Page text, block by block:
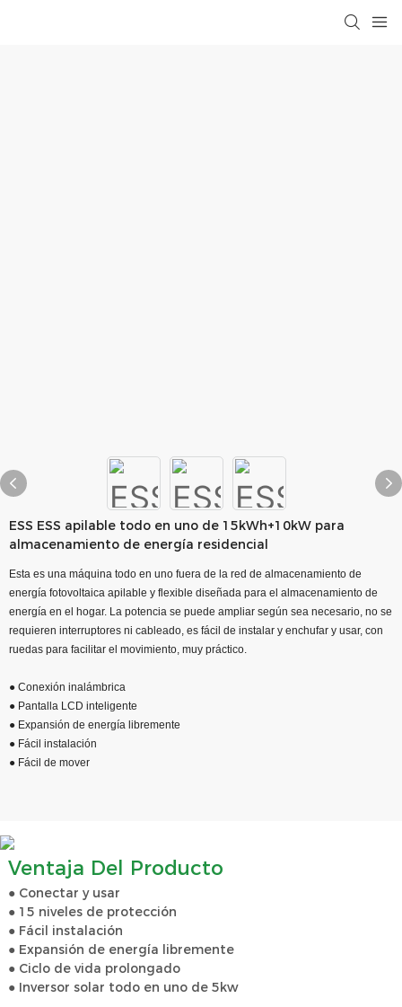
ESS ESS apilable todo en uno de 15kWh+10kW para
almacenamiento de energía residencial
Esta es una máquina todo en uno fuera de la red de almacenamiento de
energía fotovoltaica apilable y flexible diseñada para el almacenamiento de
energía en el hogar. La potencia se puede ampliar según sea necesario, no se
requieren interruptores ni cableado, es fácil de instalar y enchufar y usar, con
ruedas para facilitar el movimiento, muy práctico.
● Conexión inalámbrica
● Pantalla LCD inteligente
● Expansión de energía libremente
● Fácil instalación
● Fácil de mover
Ventaja Del Producto
● Conectar y usar
● 15 niveles de protección
● Fácil instalación
● Expansión de energía libremente
● Ciclo de vida prolongado
● Inversor solar todo en uno de 5kw